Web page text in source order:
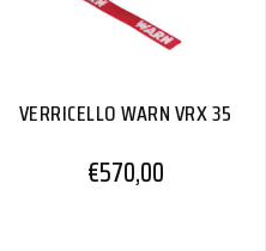
VERRICELLO WARN VRX 35
€570,00